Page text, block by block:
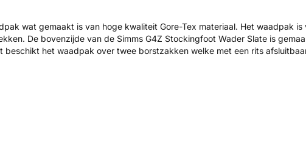
wat gemaakt is van hoge kwaliteit Gore-Tex materiaal. Het waadpak
De bovenzijde van de Simms G4Z Stockingfoot Wader Slate is
het waadpak over twee borstzakken welke met een rits